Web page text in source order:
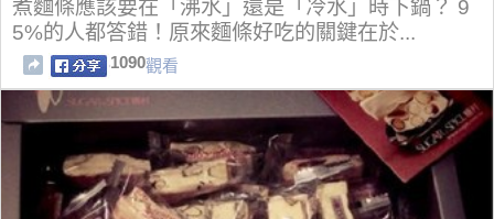
煮麵條應該要在「沸水」還是「冷水」時下鍋？ 9
5%的人都答錯！原來麵條好吃的關鍵在於...
1090觀看